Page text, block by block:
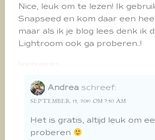
Nice, leuk om te lezen! Ik
Snapseed en kom daar een
maar als ik je blog lees denk ik
Lightroom ook ga proberen..!
beantwoorden
Andrea schreef:
SEPTEMBER 15, 2019 OM 7:50 AM
Het is gratis, altijd leuk om
proberen